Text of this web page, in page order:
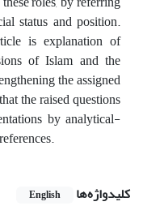
status and position.
is explanation of
of Islam and the
the assigned
the raised questions
by analytical-
کلیدواژه‌ها English